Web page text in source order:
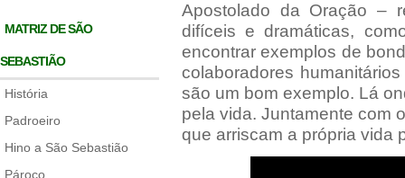
MATRIZ DE SÃO
SEBASTIÃO
História
Padroeiro
Hino a São Sebastião
Pároco
Apostolado da Oração –
difíceis e dramáticas,
encontrar exemplos de
colaboradores
são um bom exemplo. Lá
pela vida. Juntamente com
que arriscam a própria vida